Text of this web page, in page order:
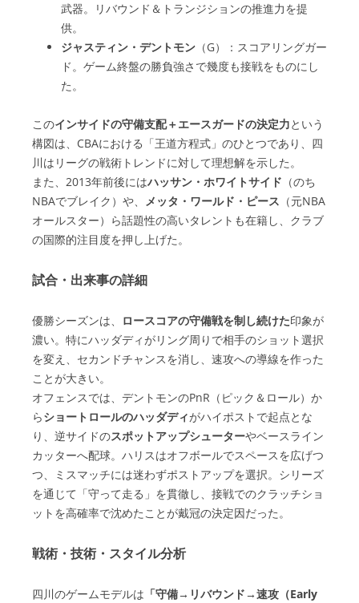
武器。リバウンド＆トランジションの推進力を提
供。
ジャスティン・デントモン （G）：スコアリングガー
ド。ゲーム終盤の勝負強さで幾度も接戦をものにし
た。
このインサイドの守備支配＋エースガードの決定力という
構図は、CBAにおける「王道方程式」のひとつであり、四
川はリーグの戦術トレンドに対して理想解を示した。
また、2013年前後にはハッサン・ホワイトサイド （のち
NBAでブレイク）や、 メッタ・ワールド・ピース （元NBA
オールスター）ら話題性の高いタレントも在籍し、クラブ
の国際的注目度を押し上げた。
試合・出来事の詳細
優勝シーズンは、 ロースコアの守備戦を制し続けた印象が
濃い。特にハッダディがリング周りで相手のショット選択
を変え、セカンドチャンスを消し、速攻への導線を作った
ことが大きい。
オフェンスでは、デントモンのPnR（ピック＆ロール）か
らショートロールのハッダディがハイポストで起点とな
り、逆サイドのスポットアップシューターやベースライン
カッターへ配球。ハリスはオフボールでスペースを広げつ
つ、ミスマッチには迷わずポストアップを選択。シリーズ
を通じて「守って走る」を貫徹し、接戦でのクラッチショ
ットを高確率で沈めたことが戴冠の決定因だった。
戦術・技術・スタイル分析
四川のゲームモデルは 「守備→リバウンド→速攻（Early